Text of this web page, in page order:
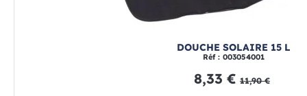
DOUCHE SOLAIRE 15 L
Réf : 003054001
8,33 € 11,90 €